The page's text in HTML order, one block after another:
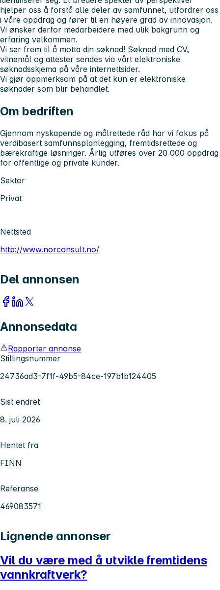
hjelper oss å forstå alle deler av samfunnet, utfordrer oss
i våre oppdrag og fører til en høyere grad av innovasjon.
Vi ønsker derfor medarbeidere med ulik bakgrunn og
erfaring velkommen.
Vi ser frem til å motta din søknad! Søknad med CV,
vitnemål og attester sendes via vårt elektroniske
søknadsskjema på våre internettsider.
Vi gjør oppmerksom på at det kun er elektroniske
søknader som blir behandlet.
Om bedriften
Gjennom nyskapende og målrettede råd har vi fokus på
verdibasert samfunnsplanlegging, fremtidsrettede og
bærekraftige løsninger. Årlig utføres over 20 000 oppdrag
for offentlige og private kunder.
Sektor
Privat
Nettsted
http://www.norconsult.no/
Del annonsen
Annonsedata
Rapporter annonse
Stillingsnummer
24736ad3-7f1f-49b5-84ce-197b1b124405
Sist endret
8. juli 2026
Hentet fra
FINN
Referanse
469083571
Lignende annonser
Vil du være med å utvikle fremtidens
vannkraftverk?